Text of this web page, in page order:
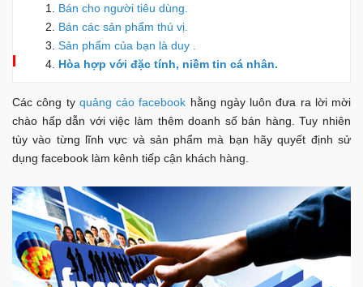
Bán cho người tiêu dùng.
Bán các sản phẩm thú vị.
Sản phẩm của bạn là duy .
Hòa hợp với đặc tính, niềm tin cá nhân.
Các công ty quảng cáo facebook hằng ngày luôn đưa ra lời mời
chào hấp dẫn với việc làm thêm doanh số bán hàng. Tuy nhiên
tùy vào từng lĩnh vực và sản phẩm mà bạn hãy quyết định sử
dụng facebook làm kênh tiếp cận khách hàng.